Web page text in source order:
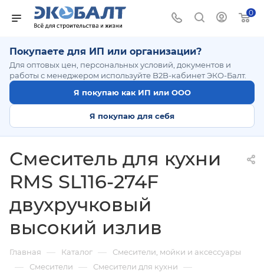
0
Покупаете для ИП или организации?
Для оптовых цен, персональных условий, документов и
работы с менеджером используйте B2B-кабинет ЭКО-Балт.
Я покупаю как ИП или ООО
Я покупаю для себя
Смеситель для кухни
RMS SL116-274F
двухручковый
высокий излив
Главная — Каталог — Смесители, мойки и аксессуары
— Смесители — Смесители для кухни —